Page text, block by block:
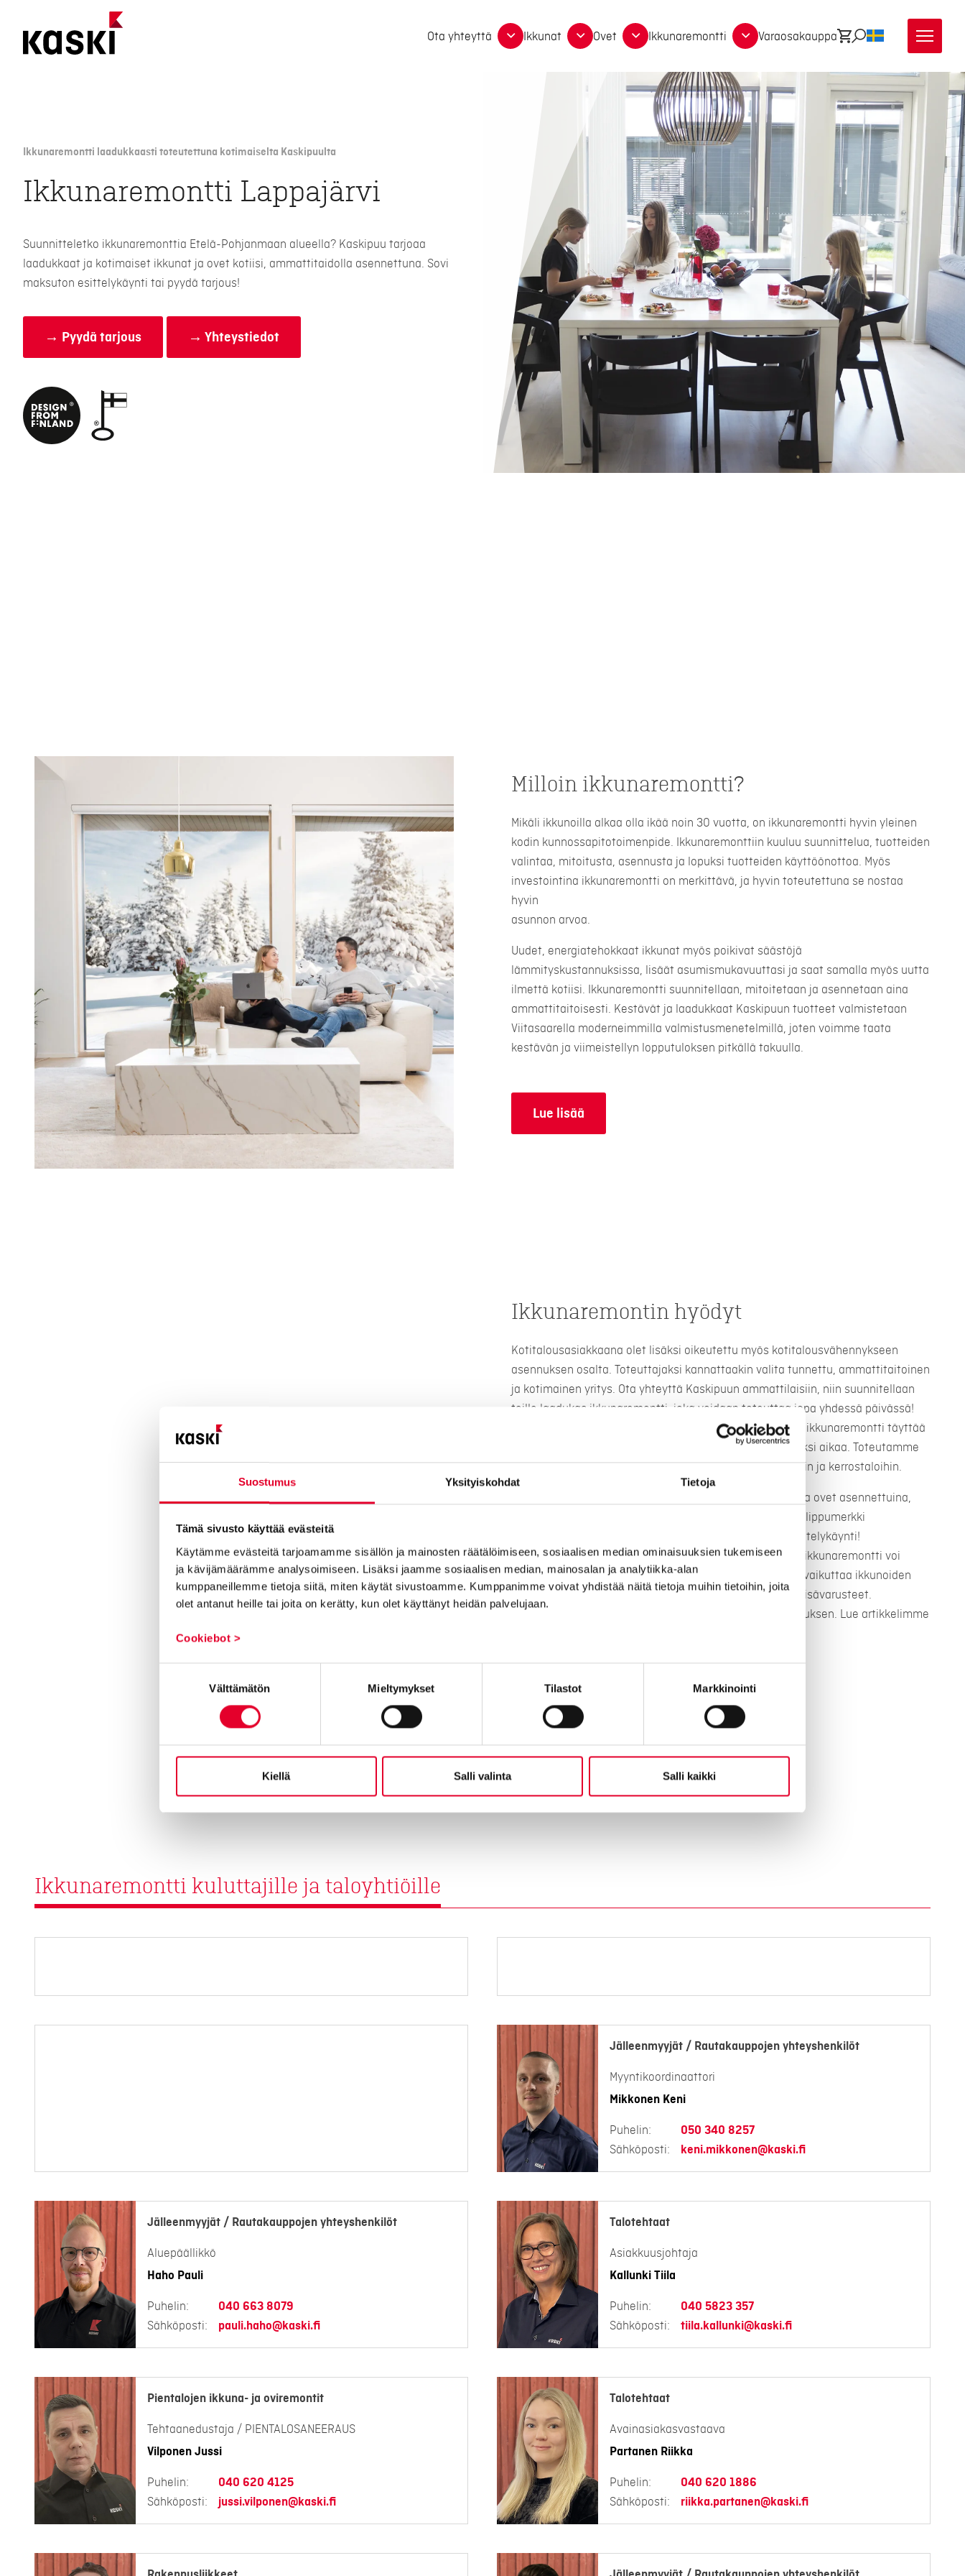
Suostumus Yksityiskohdat Tietoja
Tämä sivusto käyttää evästeitä
Käytämme evästeitä tarjoamamme sisällön ja mainosten räätälöimiseen, sosiaalisen median ominaisuuksien tukemiseen
ja kävijämäärämme analysoimiseen. Lisäksi jaamme sosiaalisen median, mainosalan ja analytiikka-alan
kumppaneillemme tietoja siitä, miten käytät sivustoamme. Kumppanimme voivat yhdistää näitä tietoja muihin tietoihin, joita
olet antanut heille tai joita on kerätty, kun olet käyttänyt heidän palvelujaan.
Cookiebot >
Välttämätön Mieltymykset Tilastot Markkinointi
Kiellä Salli valinta Salli kaikki
Ota yhteyttä Ikkunat Ovet Ikkunaremontti Varaosakauppa
Ostoskori
EtsiSV
Ikkunaremontti laadukkaasti toteutettuna kotimaiselta Kaskipuulta
Ikkunaremontti Lappajärvi
Suunnitteletko ikkunaremonttia Etelä-Pohjanmaan alueella? Kaskipuu tarjoaa
laadukkaat ja kotimaiset ikkunat ja ovet kotiisi, ammattitaidolla asennettuna. Sovi
maksuton esittelykäynti tai pyydä tarjous!
→ Pyydä tarjous → Yhteystiedot
Milloin ikkunaremontti?
Mikäli ikkunoilla alkaa olla ikää noin 30 vuotta, on ikkunaremontti hyvin yleinen
kodin kunnossapitotoimenpide. Ikkunaremonttiin kuuluu suunnittelua, tuotteiden
valintaa, mitoitusta, asennusta ja lopuksi tuotteiden käyttöönottoa. Myös
investointina ikkunaremontti on merkittävä, ja hyvin toteutettuna se nostaa
hyvin
asunnon arvoa.
Uudet, energiatehokkaat ikkunat myös poikivat säästöjä
lämmityskustannuksissa, lisäät asumismukavuuttasi ja saat samalla myös uutta
ilmettä kotiisi. Ikkunaremontti suunnitellaan, mitoitetaan ja asennetaan aina
ammattitaitoisesti. Kestävät ja laadukkaat Kaskipuun tuotteet valmistetaan
Viitasaarella moderneimmilla valmistusmenetelmillä, joten voimme taata
kestävän ja viimeistellyn lopputuloksen pitkällä takuulla.
Lue lisää
Ikkunaremontin hyödyt
Kotitalousasiakkaana olet lisäksi oikeutettu myös kotitalousvähennykseen
asennuksen osalta. Toteuttajaksi kannattaakin valita tunnettu, ammattitaitoinen
ja kotimainen yritys. Ota yhteyttä Kaskipuun ammattilaisiin, niin suunnitellaan
teille laadukas ikkunaremontti, joka voidaan toteuttaa jopa yhdessä päivässä!
Huolellisesti suunniteltu ja hyvin asennettu ja toteutettu ikkunaremontti täyttää
odotuksesi ja saat olla tyytyväinen lopputulokseen pitkäksi aikaa. Toteutamme
ikkunaremontin myös rivi- ja paritaloihin sekä taloyhtiöihin ja kerrostaloihin.
Kaskipuulta saat suomalaiset, elämää kestävät ikkunat ja ovet asennettuina,
myös rahoituksella! Ikkunoilla ja ulko-ovillamme on avainlippumerkki
tunnustuksena kotimaisesta työstä. Varaa maksuton esittelykäynti!
Minkä hintainen on ikkunaremontti? Karkeasti arvioituna ikkunaremontti voi
maksaa 8000 – 20 000 euroon. Ikkunaremontin hintaan vaikuttaa ikkunoiden
määrän lisäksi niiden koko, niihin valitut lasitukset sekä lisävarusteet.
Tutustumme ensin kohteeseesi ja annamme tarkan tarjouksen. Lue artikkelimme
Ikkunaremontti kuluttajille ja taloyhtiöille
Jälleenmyyjät / Rautakauppojen yhteyshenkilöt
Myyntikoordinaattori
Mikkonen Keni
Puhelin:
050 340 8257
Sähköposti:
keni.mikkonen@kaski.fi
Jälleenmyyjät / Rautakauppojen yhteyshenkilöt
Aluepäällikkö
Haho Pauli
Puhelin:
040 663 8079
Sähköposti:
pauli.haho@kaski.fi
Talotehtaat
Asiakkuusjohtaja
Kallunki Tiila
Puhelin:
040 5823 357
Sähköposti:
tiila.kallunki@kaski.fi
Pientalojen ikkuna- ja oviremontit
Tehtaanedustaja / PIENTALOSANEERAUS
Vilponen Jussi
Puhelin:
040 620 4125
Sähköposti:
jussi.vilponen@kaski.fi
Talotehtaat
Avainasiakasvastaava
Partanen Riikka
Puhelin:
040 620 1886
Sähköposti:
riikka.partanen@kaski.fi